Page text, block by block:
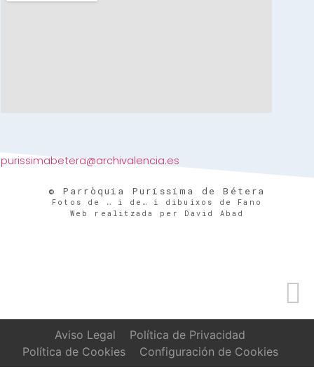
purissimabetera@archivalencia.es
© Parròquia Puríssima de Bétera
Fotos de … i de… i dibuixos de Fano
Web realitzada per David Abad
Aviso Legal
Política de Privacidad
Política de Cookies
Configuración de Cookies